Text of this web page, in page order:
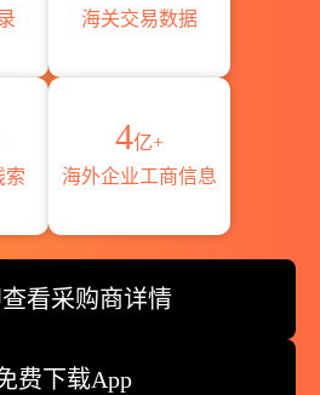
海关交易数据
索
4亿+
海外企业工商信息
看采购商详情
费下载App